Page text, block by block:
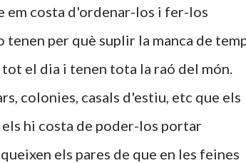
em costa d'ordenar-los i fer-los
per què suplir la manca de
el dia i tenen tota la raó del món.
colonies, casals d'estiu, etc que els
els hi costa de poder-los portar
els pares de que en les feines